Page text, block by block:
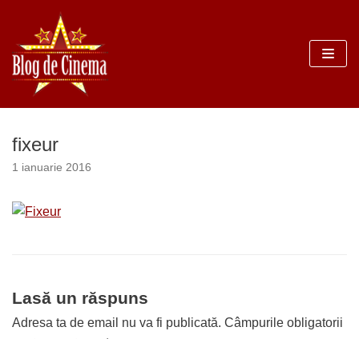
Sari
la
conținut
fixeur
1 ianuarie 2016
Lasă un răspuns
Adresa ta de email nu va fi publicată. Câmpurile obligatorii